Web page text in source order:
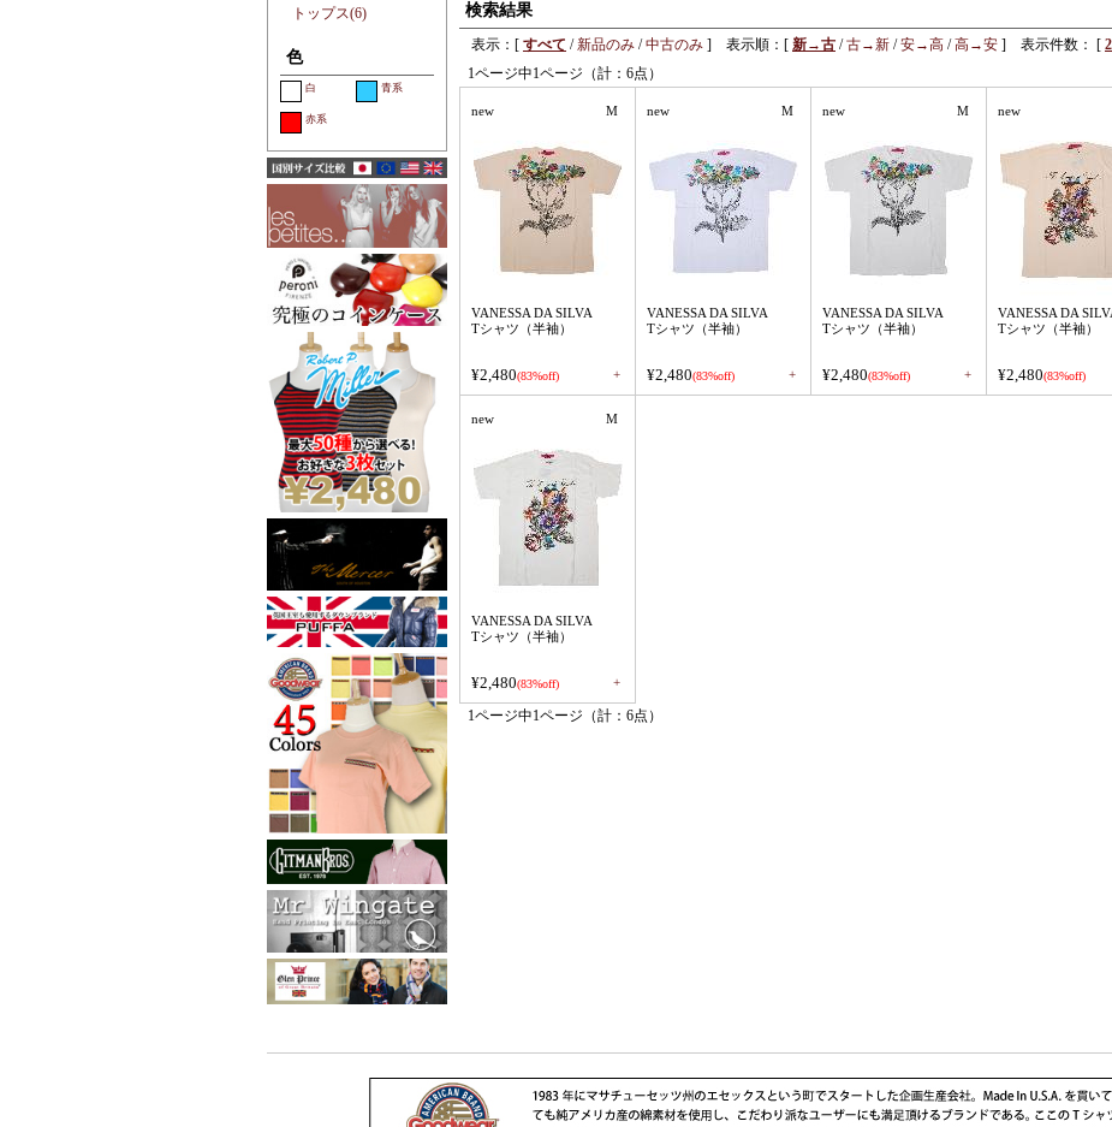
トップス(6)
色
白 青系
赤系
検索結果
表示：[ すべて /新品のみ /中古のみ ] 表示順：[ 新→古 /古→新 /安→高 /高→安 ] 表示件数： [
1ページ中1ページ（計：6点）
new M
VANESSA DA SILVA
Tシャツ（半袖）
¥2,480(83%off) +
new M
VANESSA DA SILVA
Tシャツ（半袖）
¥2,480(83%off) +
new M
VANESSA DA SILVA
Tシャツ（半袖）
¥2,480(83%off) +
new
VANESSA DA
Tシャツ（半袖）
¥2,480(83%off)
new M
VANESSA DA SILVA
Tシャツ（半袖）
¥2,480(83%off) +
1ページ中1ページ（計：6点）